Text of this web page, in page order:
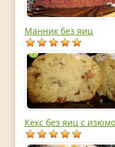
Манник без яиц
Кекс без яиц с